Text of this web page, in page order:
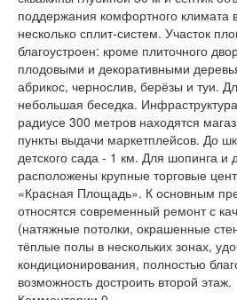
поддержания комфортного климата
несколько сплит-систем. Участок
благоустроен: кроме плиточного
плодовыми и декоративными
абрикос, чернослив, берёзы и туи.
небольшая беседка.
радиусе 300 метров находятся
пункты выдачи маркетплейсов. До
детского сада - 1 км. Для шопинга и
расположены крупные торговые
«Красная Площадь». К основным
относятся современный ремонт с
(натяжные потолки, окрашенные
тёплые полы в нескольких зонах,
кондиционирования, полностью
возможность достроить второй этаж.